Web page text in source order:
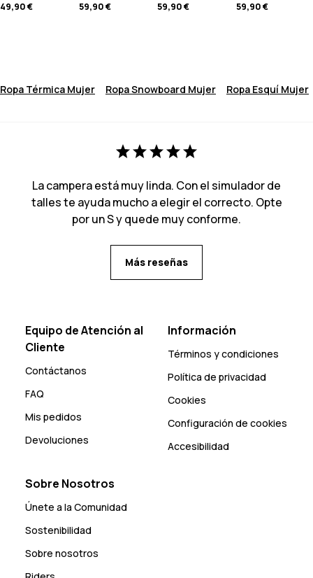
49,90 €
59,90 €
59,90 €
59,90 €
Ropa Térmica Mujer Ropa Snowboard Mujer Ropa Esquí Mujer
La campera está muy linda. Con el simulador de
talles te ayuda mucho a elegir el correcto. Opte
por un S y quede muy conforme.
Más reseñas
Equipo de Atención al
Cliente
Contáctanos
FAQ
Mis pedidos
Devoluciones
Información
Términos y condiciones
Política de privacidad
Cookies
Configuración de cookies
Accesibilidad
Sobre Nosotros
Únete a la Comunidad
Sostenibilidad
Sobre nosotros